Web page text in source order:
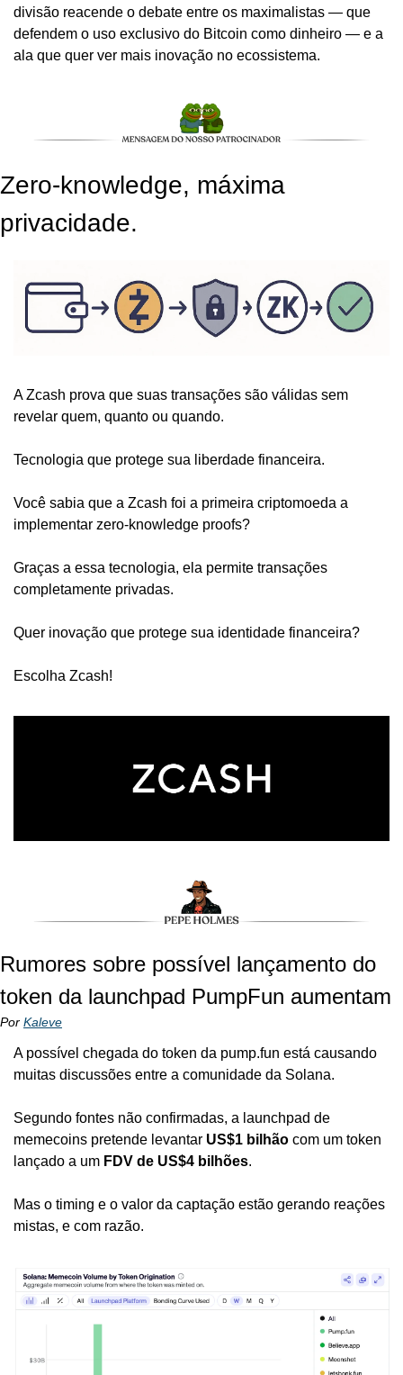
divisão reacende o debate entre os maximalistas — que
defendem o uso exclusivo do Bitcoin como dinheiro — e a
ala que quer ver mais inovação no ecossistema.
Zero-knowledge, máxima
privacidade.
A Zcash prova que suas transações são válidas sem
revelar quem, quanto ou quando.
Tecnologia que protege sua liberdade financeira.
Você sabia que a Zcash foi a primeira criptomoeda a
implementar zero-knowledge proofs?
Graças a essa tecnologia, ela permite transações
completamente privadas.
Quer inovação que protege sua identidade financeira?
Escolha Zcash!
Rumores sobre possível lançamento do
token da launchpad PumpFun aumentam
Por Kaleve
A possível chegada do token da pump.fun está causando
muitas discussões entre a comunidade da Solana.
Segundo fontes não confirmadas, a launchpad de
memecoins pretende levantar US$1 bilhão com um token
lançado a um FDV de US$4 bilhões.
Mas o timing e o valor da captação estão gerando reações
mistas, e com razão.